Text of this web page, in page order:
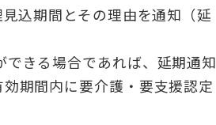
込期間とその理由を通知（延
きる場合であれば、延期通知
期間内に要介護・要支援認定